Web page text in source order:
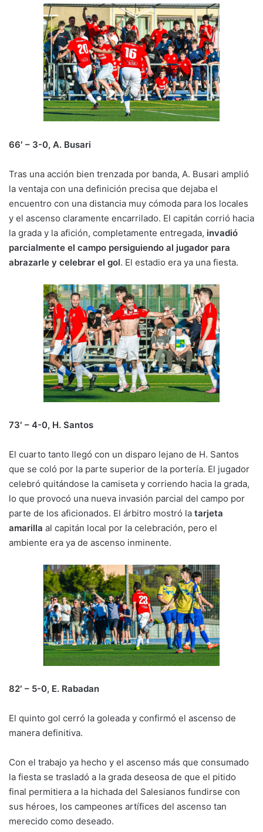
66′ – 3-0, A. Busari
Tras una acción bien trenzada por banda, A. Busari amplió
la ventaja con una definición precisa que dejaba el
encuentro con una distancia muy cómoda para los locales
y el ascenso claramente encarrilado. El capitán corrió hacia
la grada y la afición, completamente entregada, invadió
parcialmente el campo persiguiendo al jugador para
abrazarle y celebrar el gol. El estadio era ya una fiesta.
73′ – 4-0, H. Santos
El cuarto tanto llegó con un disparo lejano de H. Santos
que se coló por la parte superior de la portería. El jugador
celebró quitándose la camiseta y corriendo hacia la grada,
lo que provocó una nueva invasión parcial del campo por
parte de los aficionados. El árbitro mostró la tarjeta
amarilla al capitán local por la celebración, pero el
ambiente era ya de ascenso inminente.
82′ – 5-0, E. Rabadan
El quinto gol cerró la goleada y confirmó el ascenso de
manera definitiva.
Con el trabajo ya hecho y el ascenso más que consumado
la fiesta se trasladó a la grada deseosa de que el pitido
final permitiera a la hichada del Salesianos fundirse con
sus héroes, los campeones artífices del ascenso tan
merecido como deseado.